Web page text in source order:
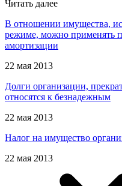
Читать далее
В отношении имущества,
режиме, можно применять
амортизации
22 мая 2013
Долги организации,
относятся к безнадежным
22 мая 2013
Налог на имущество
22 мая 2013